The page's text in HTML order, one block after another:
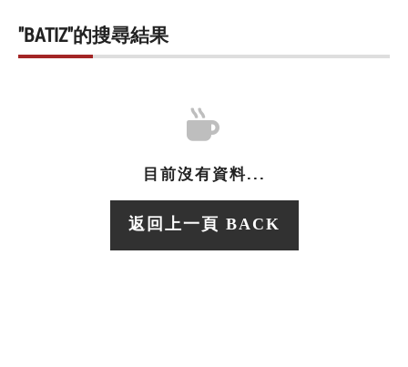
"BATIZ"的搜尋結果
目前沒有資料...
返回上一頁 BACK